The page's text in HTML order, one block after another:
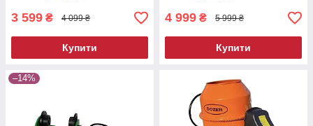
3 599 ₴ 4 099 ₴
Купити
4 999 ₴ 5 999 ₴
Купити
–14%